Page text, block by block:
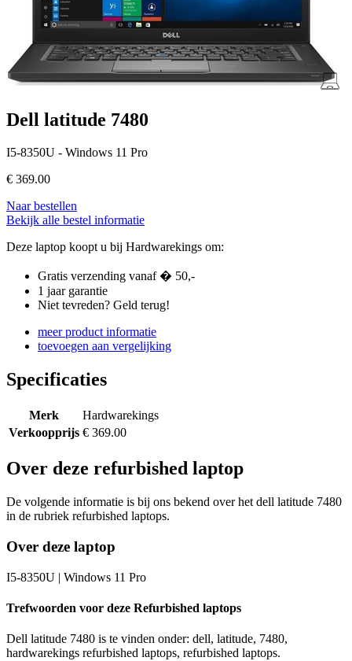
Dell latitude 7480
I5-8350U - Windows 11 Pro
€ 369.00
Naar bestellen
Bekijk alle bestel informatie
Deze laptop koopt u bij Hardwarekings om:
Gratis verzending vanaf � 50,-
1 jaar garantie
Niet tevreden? Geld terug!
meer product informatie
toevoegen aan vergelijking
Specificaties
Merk
Hardwarekings
Verkoopprijs € 369.00
Over deze refurbished laptop
De volgende informatie is bij ons bekend over het dell latitude 7480
in de rubriek refurbished laptops.
Over deze laptop
I5-8350U | Windows 11 Pro
Trefwoorden voor deze Refurbished laptops
Dell latitude 7480 is te vinden onder: dell, latitude, 7480,
hardwarekings refurbished laptops, refurbished laptops.